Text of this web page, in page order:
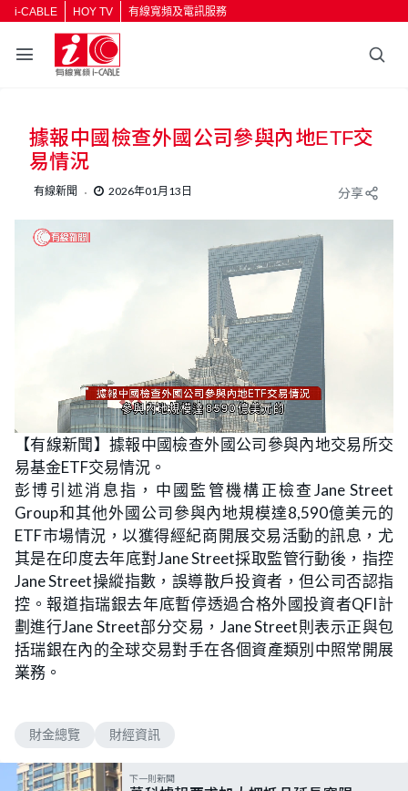
i-CABLE HOY TV 有線寬頻及電訊服務
返回
按輸入鍵開始搜尋
據報中國檢查外國公司參與內地ETF交
易情況
有線新聞 2026年01月13日 分享
n
m
t
e
L
o
a
d
e
:
6
2
.
5
0
%
【有線新聞】據報中國檢查外國公司參與內地交易所交
易基金ETF交易情況。
彭博引述消息指，中國監管機構正檢查Jane Street
Group和其他外國公司參與內地規模達8,590億美元的
ETF市場情況，以獲得經紀商開展交易活動的訊息，尤
其是在印度去年底對Jane Street採取監管行動後，指控
Jane Street操縱指數，誤導散戶投資者，但公司否認指
控。報道指瑞銀去年底暫停透過合格外國投資者QFI計
劃進行Jane Street部分交易，Jane Street則表示正與包
括瑞銀在內的全球交易對手在各個資產類別中照常開展
業務。
財金總覽 財經資訊
下一則新聞